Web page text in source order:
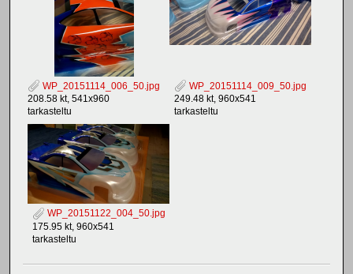
WP_20151114_006_50.jpg
208.58 kt, 541x960
tarkasteltu
WP_20151114_009_50.jpg
249.48 kt, 960x541
tarkasteltu
WP_20151122_004_50.jpg
175.95 kt, 960x541
tarkasteltu